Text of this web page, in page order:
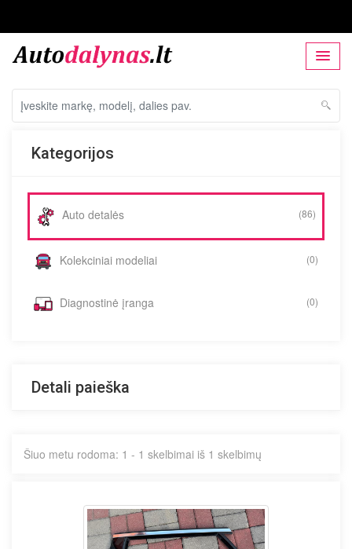
Kategorijos
Auto detalės (86)
Kolekciniai modeliai (0)
Diagnostinė įranga (0)
Detali paieška
Šiuo metu rodoma: 1 - 1 skelbimai iš 1 skelbimų